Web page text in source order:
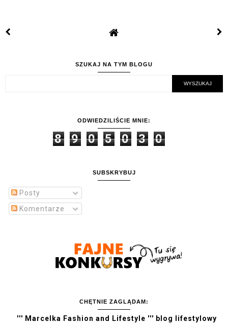
SZUKAJ NA TYM BLOGU
ODWIEDZILIŚCIE MNIE:
8 9 0 5 0 3 0
SUBSKRYBUJ
Posty
Komentarze
CHĘTNIE ZAGLĄDAM:
''' Marcelka Fashion and Lifestyle ''' blog lifestylowy